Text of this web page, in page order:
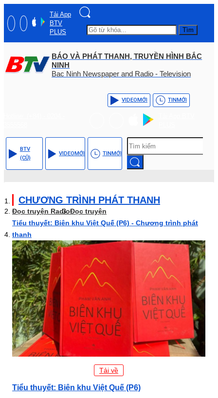
Tải App
BTV
PLUS
Tìm
BÁO VÀ PHÁT THANH, TRUYỀN HÌNH BẮC
NINH
Bac Ninh Newspaper and Radio - Television
VIDEOMỚI TINMỚI
BTV
(CŨ)
VIDEOMỚI TINMỚI
CHƯƠNG TRÌNH PHÁT THANH
Đọc truyện RadioĐọc truyện
Tiểu thuyết: Biên khu Việt Quế (P6) - Chương trình phát
thanh
Tải về
Tiểu thuyết: Biên khu Việt Quế (P6)